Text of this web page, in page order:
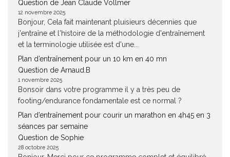
Question de Jean Claude Vollmer
12 novembre 2025
Bonjour, Cela fait maintenant pluisieurs décennies que
j'entraîne et l'histoire de la méthodologie d'entraînement
et la terminologie utilisée est d'une...
Plan d’entraînement pour un 10 km en 40 mn
Question de Arnaud.B
1 novembre 2025
Bonsoir dans votre programme il y a très peu de
footing/endurance fondamentale est ce normal ?
Plan d’entraînement pour courir un marathon en 4h45 en 3
séances par semaine
Question de Sophie
28 octobre 2025